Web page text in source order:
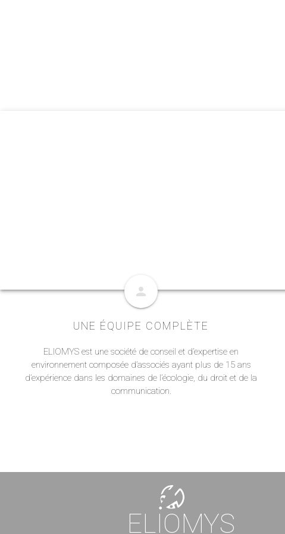
person
UNE ÉQUIPE COMPLÈTE
ELIOMYS est une société de conseil et d’expertise en
environnement composée d’associés ayant plus de 15 ans
d’expérience dans les domaines de l’écologie, du droit et de la
communication.
ELIOMYS